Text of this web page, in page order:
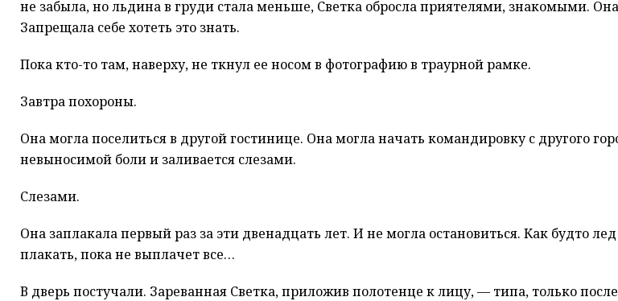
не забыла, но льдина в груди стала меньше, Светка обросла приятелями, знакомыми.
Запрещала себе хотеть это знать.
Пока кто-то там, наверху, не ткнул ее носом в фотографию в траурной рамке.
Завтра похороны.
Она могла поселиться в другой гостинице. Она могла начать командировку с другого
невыносимой боли и заливается слезами.
Слезами.
Она заплакала первый раз за эти двенадцать лет. И не могла остановиться. Как будто
плакать, пока не выплачет все…
В дверь постучали. Зареванная Светка, приложив полотенце к лицу, — типа, только